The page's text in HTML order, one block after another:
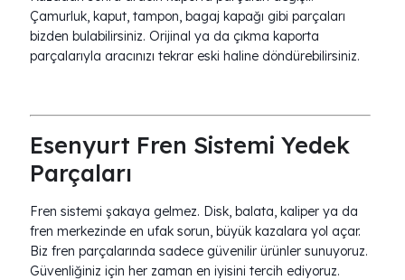
Çamurluk, kaput, tampon, bagaj kapağı gibi parçaları
bizden bulabilirsiniz. Orijinal ya da çıkma kaporta
parçalarıyla aracınızı tekrar eski haline döndürebilirsiniz.
Esenyurt Fren Sistemi Yedek
Parçaları
Fren sistemi şakaya gelmez. Disk, balata, kaliper ya da
fren merkezinde en ufak sorun, büyük kazalara yol açar.
Biz fren parçalarında sadece güvenilir ürünler sunuyoruz.
Güvenliğiniz için her zaman en iyisini tercih ediyoruz.